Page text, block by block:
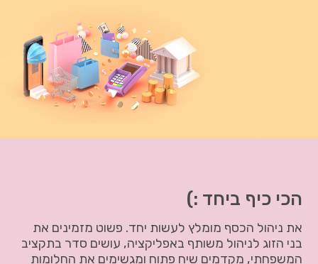
הכי כיף ביחד :)
את ניהול הכסף מומלץ לעשות יחד. פשוט מזמינים את
בני הזוג לניהול משותף באפליקציה, עושים סדר בתקציב
המשפחתי, מקדמים שיח פתוח ומגשימים את החלומות